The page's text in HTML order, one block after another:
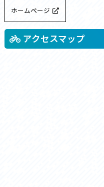
ホームページ
アクセスマップ